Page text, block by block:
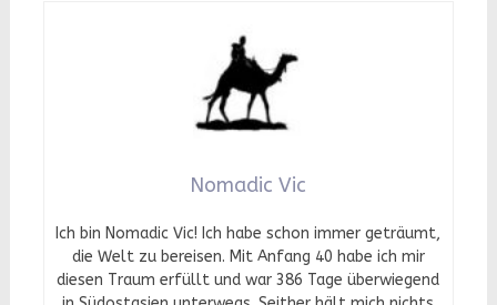
Nomadic Vic
Ich bin Nomadic Vic! Ich habe schon immer geträumt,
die Welt zu bereisen. Mit Anfang 40 habe ich mir
diesen Traum erfüllt und war 386 Tage überwiegend